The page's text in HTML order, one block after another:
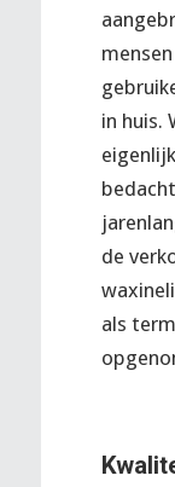
in huis.
de
als